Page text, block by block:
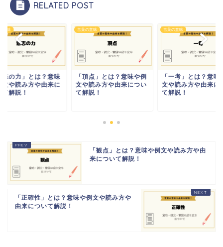
RELATED POST
意味
志の力」とは？意味
文や読み方や由来に
て解説！
言葉の意味
「頂点」とは？意味や例
文や読み方や由来につい
て解説！
言葉の意味
「一考」とは？意味
文や読み方や由来に
て解説！
「観点」とは？意味や例文や読み方や由
来について解説！
「正確性」とは？意味や例文や読み方や
由来について解説！